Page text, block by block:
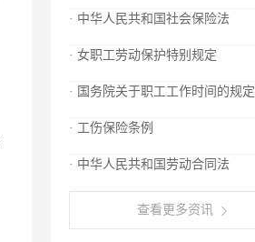
· 中华人民共和国社会保险法
· 女职工劳动保护特别规定
· 国务院关于职工工作时间的规定
· 工伤保险条例
· 中华人民共和国劳动合同法
查看更多资讯